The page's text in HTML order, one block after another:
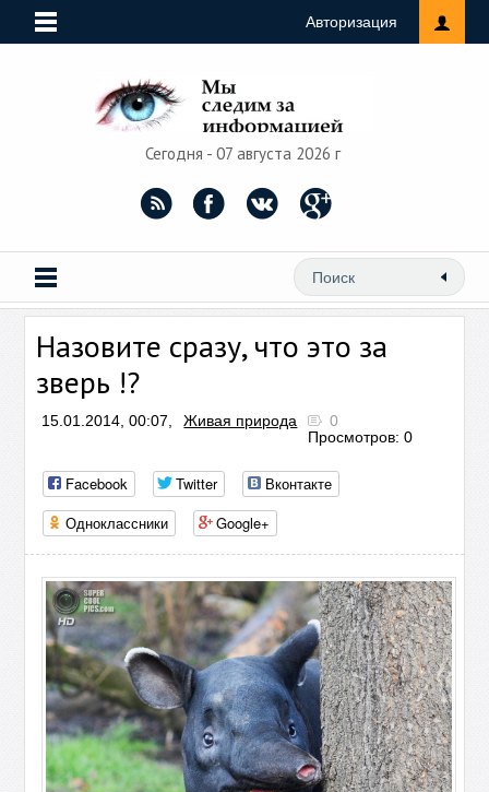
Авторизация
Сегодня - 07 августа 2026 г
Назовите сразу, что это за
зверь !?
15.01.2014, 00:07, Живая природа
0
Просмотров: 0
Facebook Twitter
Вконтакте
Одноклассники
Google+